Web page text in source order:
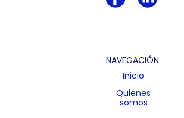
NAVEGACIÓN
Inicio
Quienes
somos